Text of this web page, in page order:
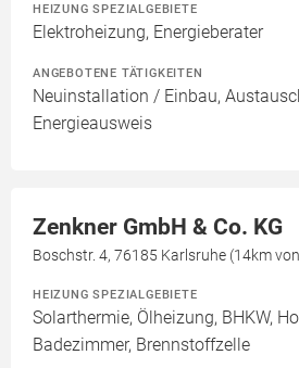
HEIZUNG SPEZIALGEBIETE
Elektroheizung, Energieberater
ANGEBOTENE TÄTIGKEITEN
Neuinstallation / Einbau,
Energieausweis
Zenkner GmbH & Co. KG
Boschstr. 4, 76185 Karlsruhe (14km
HEIZUNG SPEZIALGEBIETE
Solarthermie, Ölheizung, BHKW,
Badezimmer, Brennstoffzelle